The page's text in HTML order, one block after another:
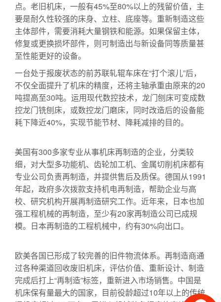
点。老旧机床，一般有45%至80%以上的残留价值，主
要是耐久性较强的床身、立柱、底座等。重新制造这些
主体部件，需要消耗大量钢铁和能源。如果保留主体，
修复或更换损坏部件，则可制造出与新设备同等质量甚
至性能更好的设备。
一台处于报废状态的前苏联轧辊车床在“打个滚儿”后，
不仅全面提升了机床的精度，还将主轴承重由原来的20
吨提高至30吨。运用现代数控技术，龙门刨床可变成数
控龙门铣刨床，或数控龙门磨床，同时改造后的设备能
耗下降近40%，实现节能节材、降耗减排的目的。
美国有300多家专业从事机床再制造的企业，分类较
细，对大型多功能机、齿轮加工机、金属切削机床都有
专业公司负责再制造，并提供售后及质保。德国从1991
年起，政府多次拨款支持机电再制造，帮助企业与高
校、研究机构开展再制造研究工作。近年来，日本也加
强工程机械的再制造，至少有20家再制造公司已成规
模。日本再制造的工程机械中，约有30%向出口。
欧美各国已形成了较完善的旧件物流体系。再制造商通
过各种渠道回收废旧机床，评估价值、重新设计、制造
完成后打上“再制造”标签，重新进入市场销售。中国是
机床保有量最大的国家，目前役龄超过10年以上的传统